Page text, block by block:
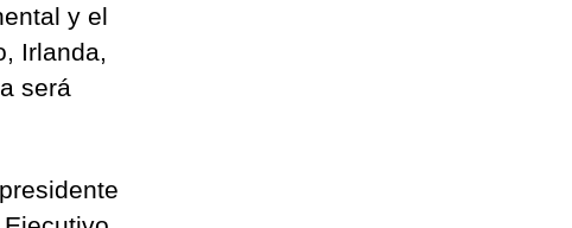
y el
Irlanda,
será